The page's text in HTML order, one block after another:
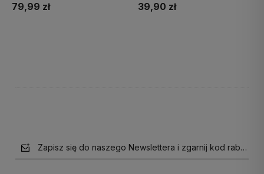
79,99 zł 39,90 zł
Zapisz się do naszego Newslettera i zgarnij kod